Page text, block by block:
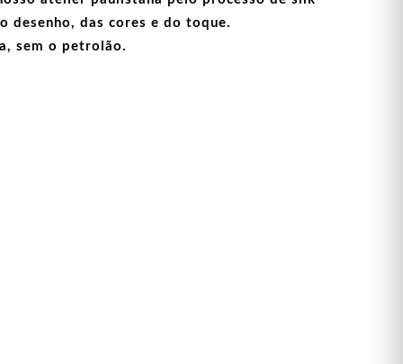
desenho, das cores e do toque.
sem o petrolão.